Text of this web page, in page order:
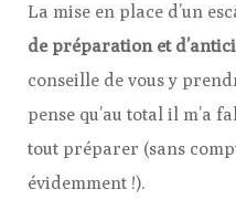
La mise en place d’un
de préparation et
conseille de vous y
pense qu’au total il m’a
tout préparer (sans
évidemment !).